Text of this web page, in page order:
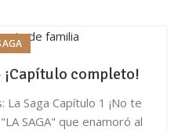
¡Capítulo completo!
Saga Capítulo 1 ¡No te
SAGA" que enamoró al